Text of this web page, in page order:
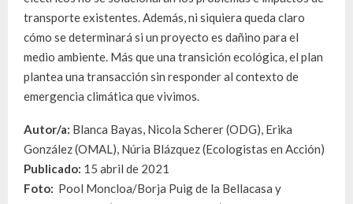
transporte existentes. Además, ni siquiera queda claro
cómo se determinará si un proyecto es dañino para el
medio ambiente. Más que una transición ecológica, el plan
plantea una transacción sin responder al contexto de
emergencia climática que vivimos.
Autor/a: Blanca Bayas, Nicola Scherer (ODG), Erika
González (OMAL), Núria Blázquez (Ecologistas en Acción)
Publicado: 15 abril de 2021
Foto: Pool Moncloa/Borja Puig de la Bellacasa y